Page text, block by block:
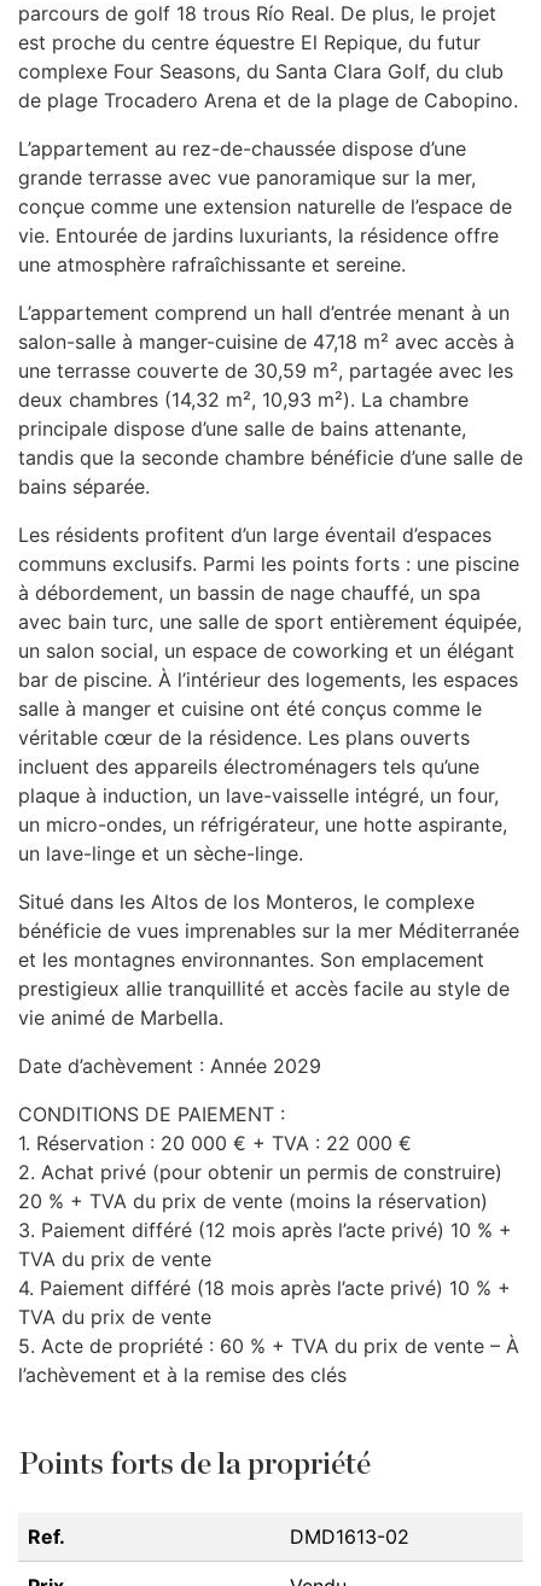
parcours de golf 18 trous Río Real. De plus, le projet
est proche du centre équestre El Repique, du futur
complexe Four Seasons, du Santa Clara Golf, du club
de plage Trocadero Arena et de la plage de Cabopino.
L’appartement au rez-de-chaussée dispose d’une
grande terrasse avec vue panoramique sur la mer,
conçue comme une extension naturelle de l’espace de
vie. Entourée de jardins luxuriants, la résidence offre
une atmosphère rafraîchissante et sereine.
L’appartement comprend un hall d’entrée menant à un
salon-salle à manger-cuisine de 47,18 m² avec accès à
une terrasse couverte de 30,59 m², partagée avec les
deux chambres (14,32 m², 10,93 m²). La chambre
principale dispose d’une salle de bains attenante,
tandis que la seconde chambre bénéficie d’une salle de
bains séparée.
Les résidents profitent d’un large éventail d’espaces
communs exclusifs. Parmi les points forts : une piscine
à débordement, un bassin de nage chauffé, un spa
avec bain turc, une salle de sport entièrement équipée,
un salon social, un espace de coworking et un élégant
bar de piscine. À l’intérieur des logements, les espaces
salle à manger et cuisine ont été conçus comme le
véritable cœur de la résidence. Les plans ouverts
incluent des appareils électroménagers tels qu’une
plaque à induction, un lave-vaisselle intégré, un four,
un micro-ondes, un réfrigérateur, une hotte aspirante,
un lave-linge et un sèche-linge.
Situé dans les Altos de los Monteros, le complexe
bénéficie de vues imprenables sur la mer Méditerranée
et les montagnes environnantes. Son emplacement
prestigieux allie tranquillité et accès facile au style de
vie animé de Marbella.
Date d’achèvement : Année 2029
CONDITIONS DE PAIEMENT :
1. Réservation : 20 000 € + TVA : 22 000 €
2. Achat privé (pour obtenir un permis de construire)
20 % + TVA du prix de vente (moins la réservation)
3. Paiement différé (12 mois après l’acte privé) 10 % +
TVA du prix de vente
4. Paiement différé (18 mois après l’acte privé) 10 % +
TVA du prix de vente
5. Acte de propriété : 60 % + TVA du prix de vente – À
l’achèvement et à la remise des clés
Points forts de la propriété
Ref. DMD1613-02